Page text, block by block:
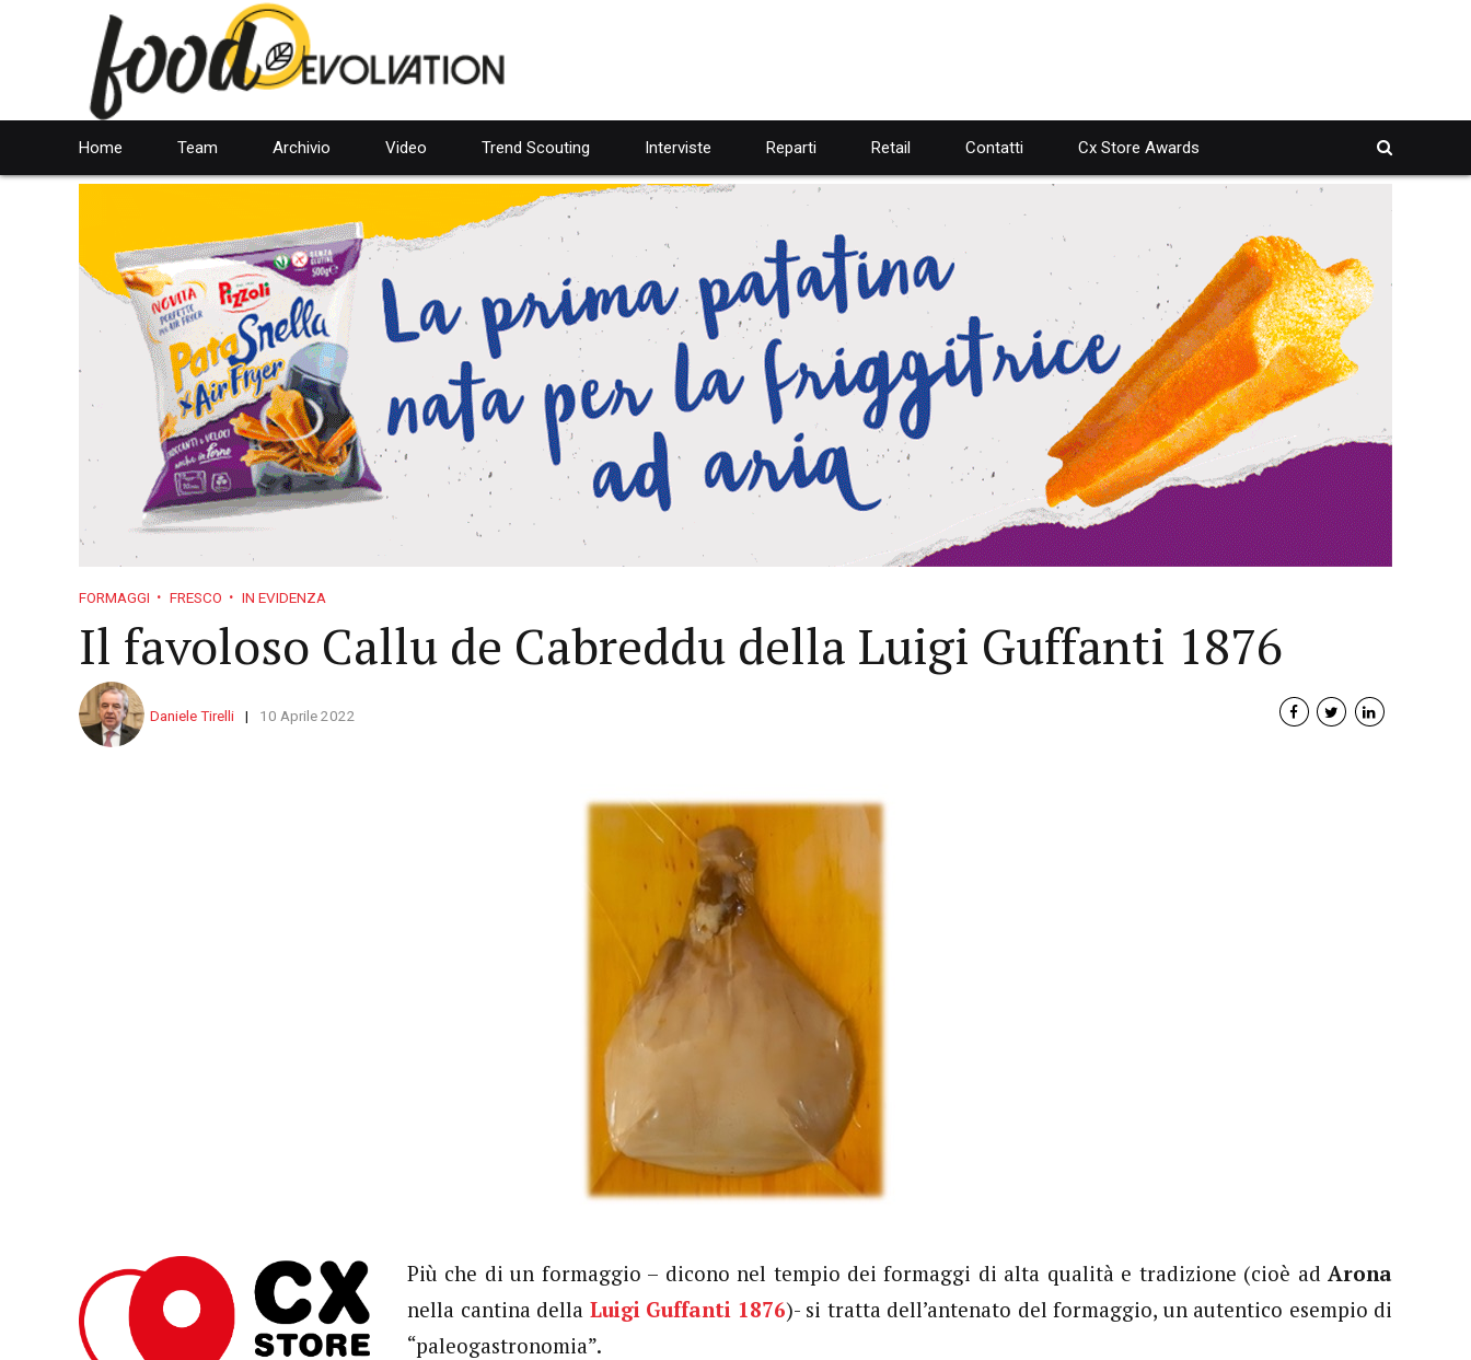
Home Team Archivio Video Trend Scouting Interviste Reparti Retail Contatti Cx Store Awards
FORMAGGI FRESCO IN EVIDENZA
Il favoloso Callu de Cabreddu della Luigi Guffanti 1876
Daniele Tirelli 10 Aprile 2022
Più che di un formaggio – dicono nel tempio dei formaggi di alta qualità e tradizione (cioè ad Arona
nella cantina della Luigi Guffanti 1876)- si tratta dell’antenato del formaggio, un autentico esempio di
“paleogastronomia”.